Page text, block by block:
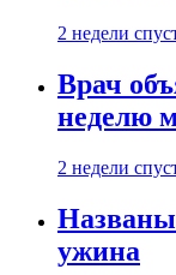
2 недели
Врач
неделю
2 недели
ужина